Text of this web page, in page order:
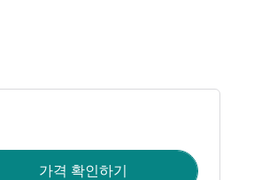
가격 확인하기